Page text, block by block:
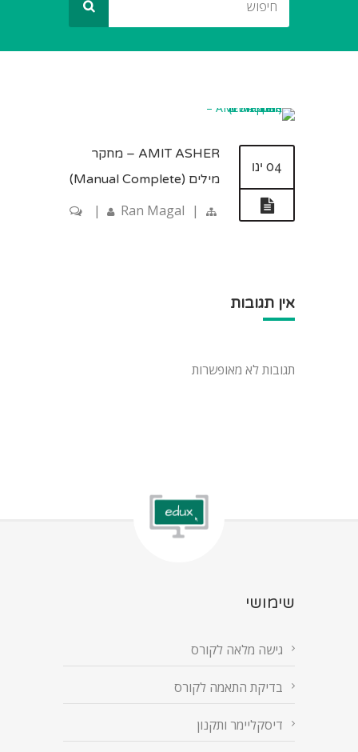
04 ינו
AMIT ASHER – מחקר
מילים (Manual Complete)
Ran Magal |
|
אין תגובות
תגובות לא מאופשרות
שימושי
גישה מלאה לקורס
בדיקת התאמה לקורס
דיסקליימר ותקנון